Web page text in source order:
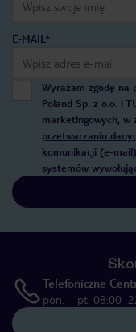
E-MAIL*
Wyrażam zgodę na
Poland Sp. z o.o. i
marketingowych, w
przetwarzaniu
komunikacji (e-
systemów
Telefoniczne
pon. – pt.